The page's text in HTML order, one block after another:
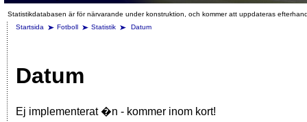
Statistikdatabasen är för närvarande under konstruktion, och kommer att uppdateras
Startsida
Fotboll Statistik Datum
Datum
Ej implementerat �n - kommer inom kort!